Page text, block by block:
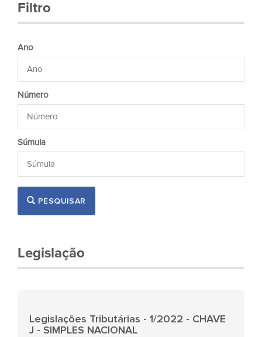
Filtro
Ano
Número
Súmula
PESQUISAR
Legislação
Legislações Tributárias - 1/2022 - CHAVE
J - SIMPLES NACIONAL